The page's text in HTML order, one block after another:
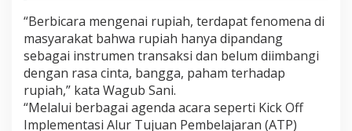
i
w
a
P
a
h
a
“Berbicara mengenai rupiah, terdapat fenomena di
masyarakat bahwa rupiah hanya dipandang
sebagai instrumen transaksi dan belum diimbangi
dengan rasa cinta, bangga, paham terhadap
rupiah,” kata Wagub Sani.
“Melalui berbagai agenda acara seperti Kick Off
Implementasi Alur Tujuan Pembelajaran (ATP)